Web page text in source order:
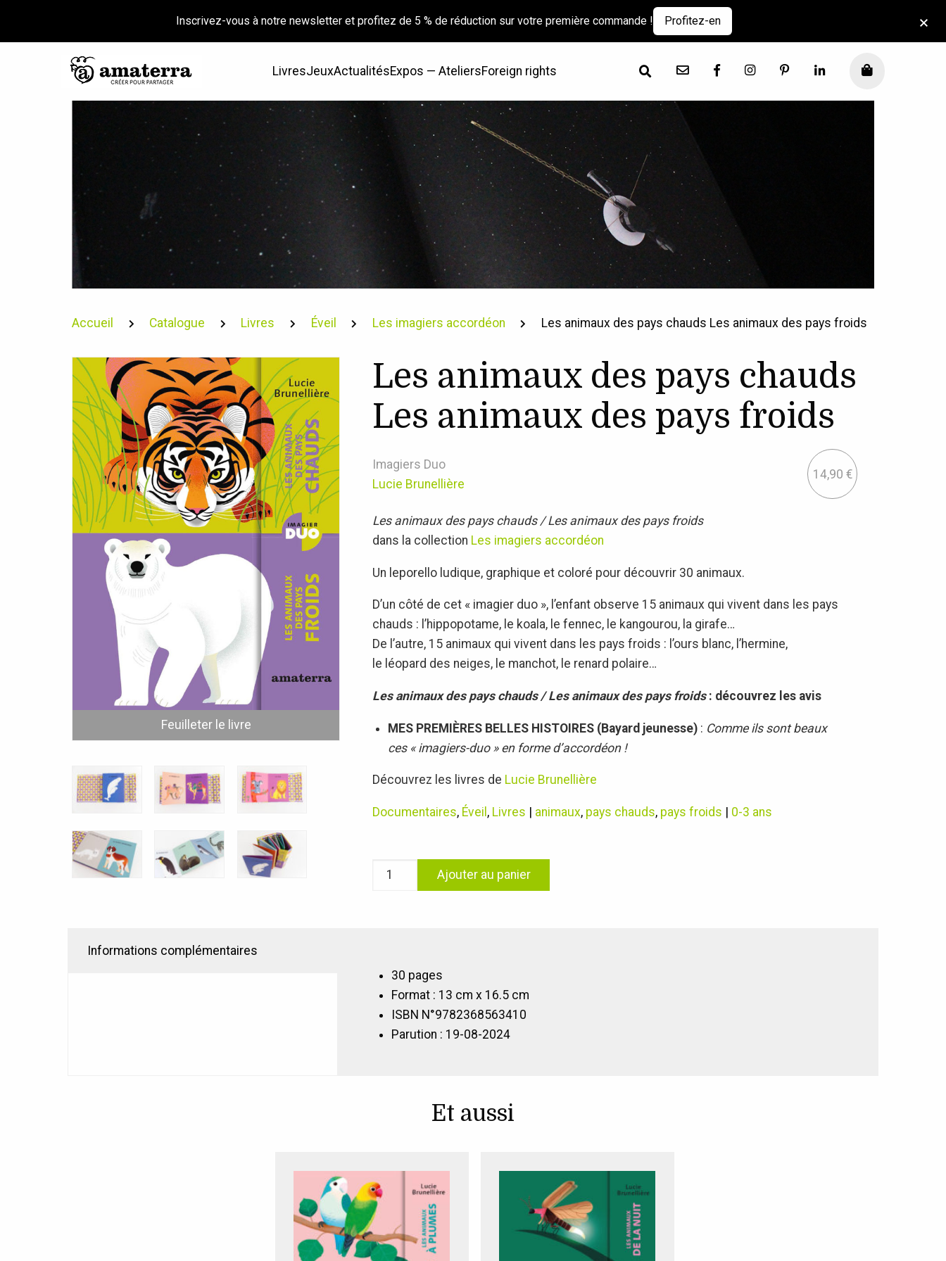
LivresJeuxActualitésExpos — AteliersForeign rights ContactFacebookInstagramPinterestLinkedInMon panier
Accueil Catalogue Livres Éveil Les imagiers accordéon Les animaux des pays chauds Les animaux des pays froids
Les animaux des pays chauds
Les animaux des pays froids
Imagiers Duo
Lucie Brunellière
14,90 €
Les animaux des pays chauds / Les animaux des pays froids
dans la collection Les imagiers accordéon
Un leporello ludique, graphique et coloré pour découvrir 30 animaux.
D’un côté de cet « imagier duo », l’enfant observe 15 animaux qui vivent dans les pays
chauds : l’hippopotame, le koala, le fennec, le kangourou, la girafe…
De l’autre, 15 animaux qui vivent dans les pays froids : l’ours blanc, l’hermine,
le léopard des neiges, le manchot, le renard polaire…
Les animaux des pays chauds / Les animaux des pays froids: découvrez les avis
MES PREMIÈRES BELLES HISTOIRES (Bayard jeunesse) : Comme ils sont beaux
ces « imagiers-duo » en forme d’accordéon !
Découvrez les livres de Lucie Brunellière
Documentaires, Éveil , Livres | animaux, pays chauds, pays froids | 0-3 ans
chauds
animaux
Ajouter au panier
Informations complémentaires
30 pages
Format : 13 cm x 16.5 cm
ISBN N°9782368563410
Parution : 19-08-2024
Et aussi
Inscrivez-vous à notre newsletter et profitez de 5 % de réduction sur votre première commande ! Profitez-en